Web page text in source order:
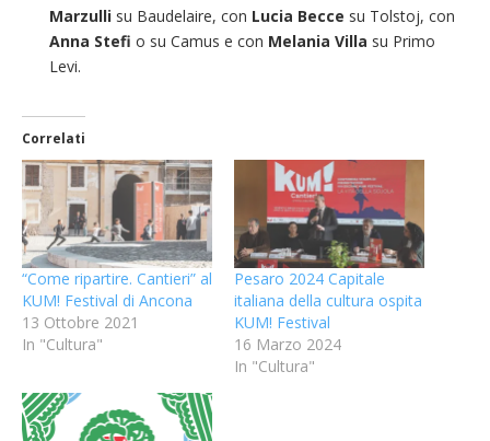
Marzulli su Baudelaire, con Lucia Becce su Tolstoj, con
Anna Stefi o su Camus e con Melania Villa su Primo
Levi.
Correlati
“Come ripartire. Cantieri” al
KUM! Festival di Ancona
13 Ottobre 2021
In "Cultura"
Pesaro 2024 Capitale
italiana della cultura ospita
KUM! Festival
16 Marzo 2024
In "Cultura"